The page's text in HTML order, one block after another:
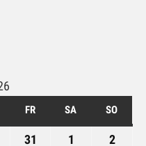
FRFREITAGSA SAMSTAG
SO
31 1 22.